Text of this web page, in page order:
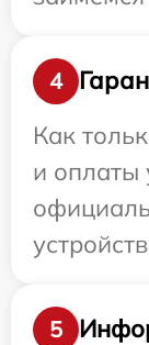
4
Как
и оплаты
5